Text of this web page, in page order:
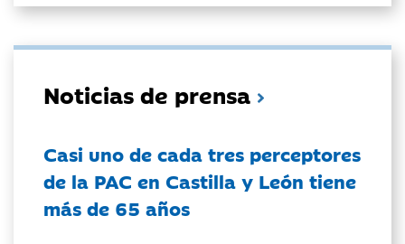
Noticias de prensa
Casi uno de cada tres perceptores
de la PAC en Castilla y León tiene
más de 65 años